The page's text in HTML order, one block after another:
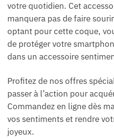
votre quotidien. Cet
manquera pas de faire
optant pour cette coque,
de protéger votre
dans un accessoire
Profitez de nos offres
passer à l’action pour
Commandez en ligne dès
vos sentiments et rendre
joyeux.